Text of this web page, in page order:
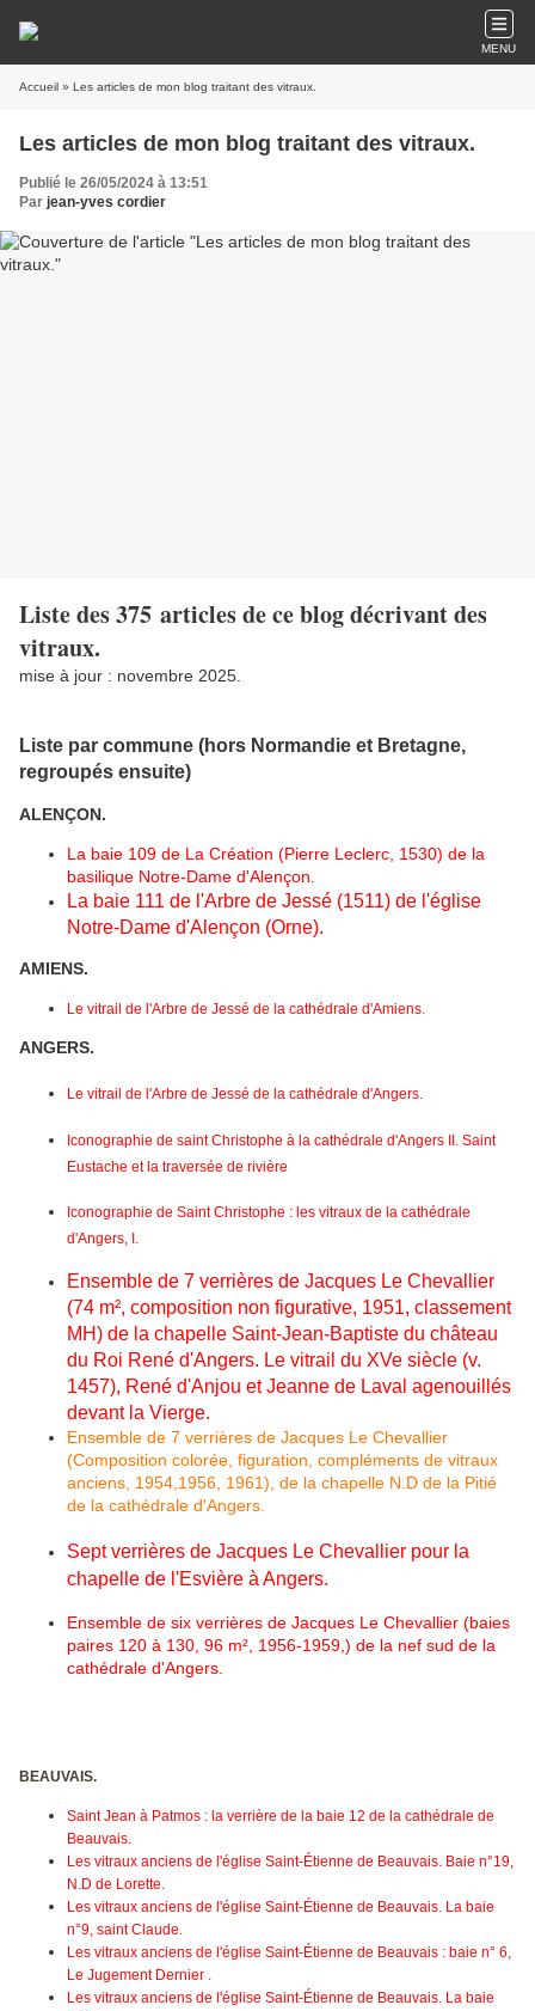
MENU
Accueil » Les articles de mon blog traitant des vitraux.
Les articles de mon blog traitant des vitraux.
Publié le 26/05/2024 à 13:51
Par jean-yves cordier
Liste des 375 articles de ce blog décrivant des
vitraux.
mise à jour : novembre 2025.
Liste par commune (hors Normandie et Bretagne,
regroupés ensuite)
ALENÇON.
La baie 109 de La Création (Pierre Leclerc, 1530) de la
basilique Notre-Dame d'Alençon.
La baie 111 de l'Arbre de Jessé (1511) de l'église
Notre-Dame d'Alençon (Orne).
AMIENS.
Le vitrail de l'Arbre de Jessé de la cathédrale d'Amiens.
ANGERS.
Le vitrail de l'Arbre de Jessé de la cathédrale d'Angers.
Iconographie de saint Christophe à la cathédrale d'Angers II. Saint
Eustache et la traversée de rivière
Iconographie de Saint Christophe : les vitraux de la cathédrale
d'Angers, I.
Ensemble de 7 verrières de Jacques Le Chevallier
(74 m², composition non figurative, 1951, classement
MH) de la chapelle Saint-Jean-Baptiste du château
du Roi René d'Angers. Le vitrail du XVe siècle (v.
1457), René d'Anjou et Jeanne de Laval agenouillés
devant la Vierge.
Ensemble de 7 verrières de Jacques Le Chevallier
(Composition colorée, figuration, compléments de vitraux
anciens, 1954,1956, 1961), de la chapelle N.D de la Pitié
de la cathédrale d'Angers.
Sept verrières de Jacques Le Chevallier pour la
chapelle de l'Esvière à Angers.
Ensemble de six verrières de Jacques Le Chevallier (baies
paires 120 à 130, 96 m², 1956-1959,) de la nef sud de la
cathédrale d'Angers.
BEAUVAIS.
Saint Jean à Patmos : la verrière de la baie 12 de la cathédrale de
Beauvais.
Les vitraux anciens de l'église Saint-Étienne de Beauvais. Baie n°19,
N.D de Lorette.
Les vitraux anciens de l'église Saint-Étienne de Beauvais. La baie
n°9, saint Claude.
Les vitraux anciens de l'église Saint-Étienne de Beauvais : baie n° 6,
Le Jugement Dernier .
Les vitraux anciens de l'église Saint-Étienne de Beauvais. La baie